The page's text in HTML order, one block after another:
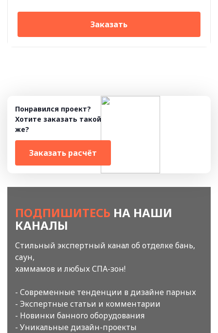
Заказать
Понравился проект?
Хотите заказать такой
же?
Заказать расчёт
ПОДПИШИТЕСЬ НА НАШИ
КАНАЛЫ
Стильный экспертный канал об отделке бань,
саун,
хаммамов и любых СПА-зон!
- Современные тенденции в дизайне парных
- Экспертные статьи и комментарии
- Новинки банного оборудования
- Уникальные дизайн-проекты